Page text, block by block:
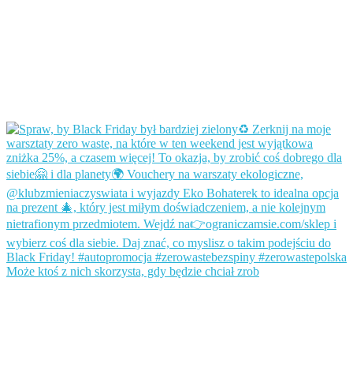
Może ktoś z nich skorzysta, gdy będzie chciał zrob